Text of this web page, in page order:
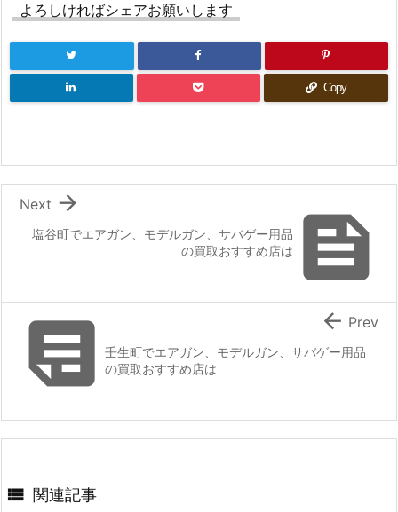
よろしければシェアお願いします
Copy

塩谷町でエアガン、モデルガン、サバゲー用品
の買取おすすめ店は

Next
壬生町でエアガン、モデルガン、サバゲー用品
の買取おすすめ店は
 Prev
 関連記事